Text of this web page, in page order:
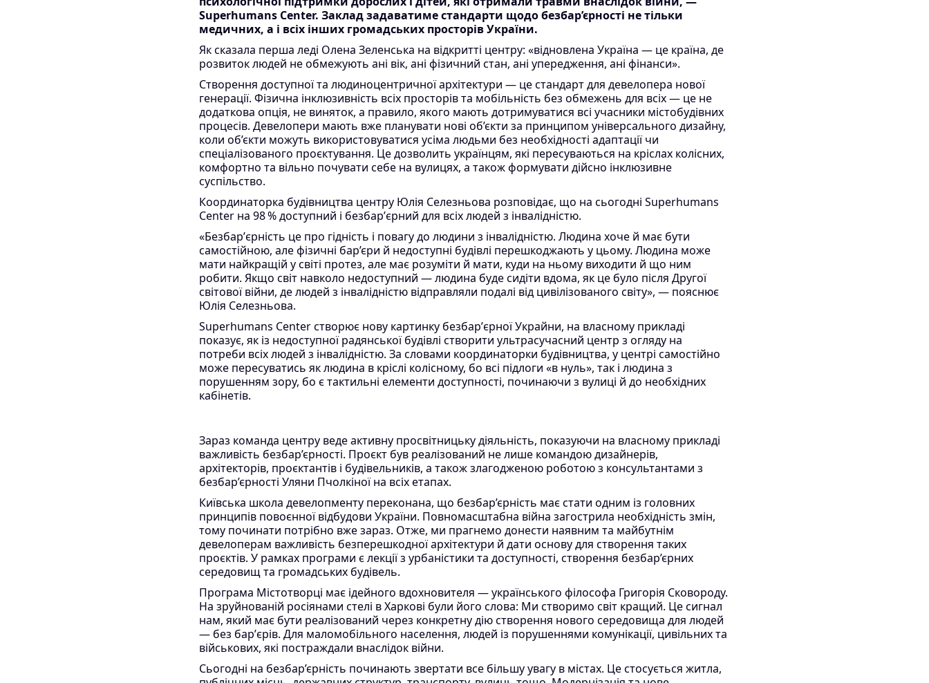
Superhumans Center. Заклад задаватиме стандарти щодо безбар’єрності не тільки
медичних, а і всіх інших громадських просторів України.
Як сказала перша леді Олена Зеленська на відкритті центру: «відновлена Україна — це країна, де
розвиток людей не обмежують ані вік, ані фізичний стан, ані упередження, ані фінанси».
Створення доступної та людиноцентричної архітектури — це стандарт для девелопера нової
генерації. Фізична інклюзивність всіх просторів та мобільність без обмежень для всіх — це не
додаткова опція, не виняток, а правило, якого мають дотримуватися всі учасники містобудівних
процесів. Девелопери мають вже планувати нові об’єкти за принципом універсального дизайну,
коли об’єкти можуть використовуватися усіма людьми без необхідності адаптації чи
спеціалізованого проєктування. Це дозволить українцям, які пересуваються на кріслах колісних,
комфортно та вільно почувати себе на вулицях, а також формувати дійсно інклюзивне
суспільство.
Координаторка будівництва центру Юлія Селезньова розповідає, що на сьогодні Superhumans
Center на 98 % доступний і безбарʼєрний для всіх людей з інвалідністю.
«Безбарʼєрність це про гідність і повагу до людини з інвалідністю. Людина хоче й має бути
самостійною, але фізичні бар’єри й недоступні будівлі перешкоджають у цьому. Людина може
мати найкращій у світі протез, але має розуміти й мати, куди на ньому виходити й що ним
робити. Якщо світ навколо недоступний — людина буде сидіти вдома, як це було після Другої
світової війни, де людей з інвалідністю відправляли подалі від цивілізованого світу», — пояснює
Юлія Селезньова.
Superhumans Center створює нову картинку безбарʼєрної Украйни, на власному прикладі
показує, як із недоступної радянської будівлі створити ультрасучасний центр з огляду на
потреби всіх людей з інвалідністю. За словами координаторки будівництва, у центрі самостійно
може пересуватись як людина в кріслі колісному, бо всі підлоги «в нуль», так і людина з
порушенням зору, бо є тактильні елементи доступності, починаючи з вулиці й до необхідних
кабінетів.
Зараз команда центру веде активну просвітницьку діяльність, показуючи на власному прикладі
важливість безбар’єрності. Проєкт був реалізований не лише командою дизайнерів,
архітекторів, проєктантів і будівельників, а також злагодженою роботою з консультантами з
безбар’єрності Уляни Пчолкіної на всіх етапах.
Київська школа девелопменту переконана, що безбар’єрність має стати одним із головних
принципів повоєнної відбудови України. Повномасштабна війна загострила необхідність змін,
тому починати потрібно вже зараз. Отже, ми прагнемо донести наявним та майбутнім
девелоперам важливість безперешкодної архітектури й дати основу для створення таких
проєктів. У рамках програми є лекції з урбаністики та доступності, створення безбар’єрних
середовищ та громадських будівель.
Програма Містотворці має ідейного вдохновителя — українського філософа Григорія Сковороду.
На зруйнованій росіянами стелі в Харкові були його слова: Ми створимо світ кращий. Це сигнал
нам, який має бути реалізований через конкретну дію створення нового середовища для людей
— без барʼєрів. Для маломобільного населення, людей із порушеннями комунікації, цивільних та
військових, які постраждали внаслідок війни.
Сьогодні на безбар’єрність починають звертати все більшу увагу в містах. Це стосується житла,